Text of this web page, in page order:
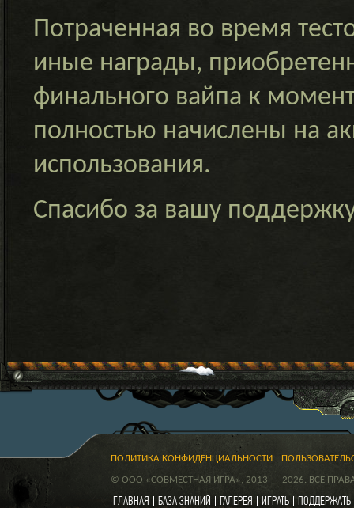
Потраченная во время
иные награды,
финального вайпа к
полностью начислены на
использования.
Спасибо за вашу
ПОЛИТИКА КОНФИДЕНЦИАЛЬНОСТИ
© ООО «СОВМЕСТНАЯ ИГРА», 2013 — 2026. ВСЕ
ГЛАВНАЯ БАЗА ЗНАНИЙ ГАЛЕРЕЯ ИГРАТЬ ПОДДЕРЖАТЬ